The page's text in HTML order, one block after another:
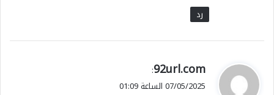
رد
ي
ق
92url.com
:
07/05/2025 الساعة 01:09